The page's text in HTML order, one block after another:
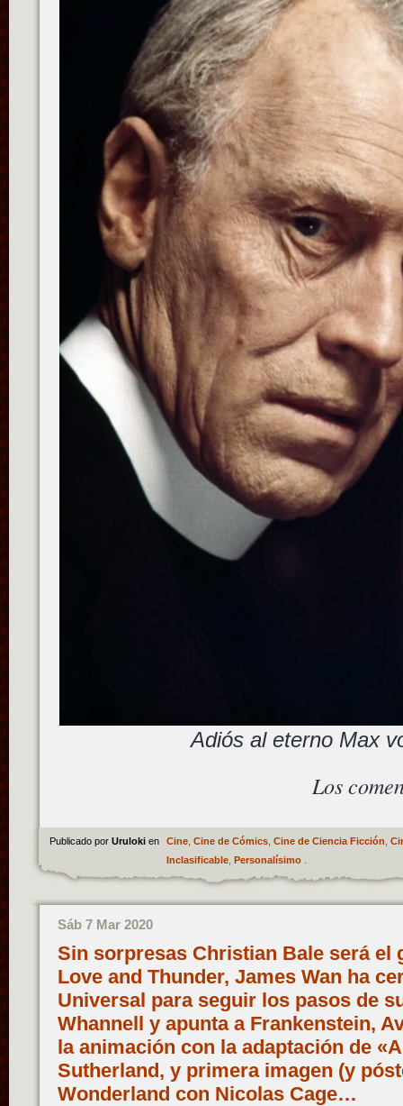
Adiós al eterno Max
Los
Publicado por Uruloki en Cine, Cine de Cómics, Cine de Ciencia Ficción
Inclasificable, Personalísimo.
Sáb 7 Mar 2020
Sin sorpresas Christian Bale será el
Love and Thunder, James Wan ha
Universal para seguir los pasos de
Whannell y apunta a Frankenstein,
la animación con la adaptación de
Sutherland, y primera imagen (y
Wonderland con Nicolas Cage…